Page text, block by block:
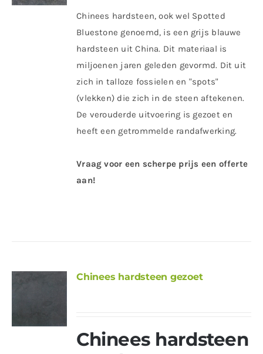
Chinees hardsteen, ook wel Spotted
Bluestone genoemd, is een grijs blauwe
hardsteen uit China. Dit materiaal is
miljoenen jaren geleden gevormd. Dit uit
zich in talloze fossielen en "spots"
(vlekken) die zich in de steen aftekenen.
De verouderde uitvoering is gezoet en
heeft een getrommelde randafwerking.
Vraag voor een scherpe prijs een offerte
aan!
Chinees hardsteen gezoet
Chinees hardsteen